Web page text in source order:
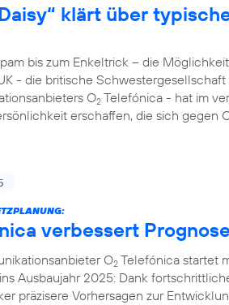
klärt über
bis zum Enkeltrick – die
- die britische
O2 Telefónica - hat im
erschaffen, die sich gegen
verbessert
O2 Telefónica startet
Ausbaujahr 2025: Dank
präzisere Vorhersagen zur